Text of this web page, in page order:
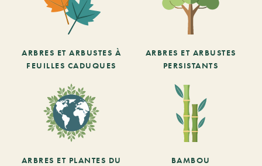
ARBRES ET ARBUSTES À
FEUILLES CADUQUES
ARBRES ET ARBUSTES
PERSISTANTS
ARBRES ET PLANTES DU
BAMBOU